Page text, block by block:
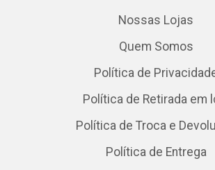
Nossas Lojas
Quem Somos
Política de
Política de Retirada em
Política de Troca e
Política de Entrega